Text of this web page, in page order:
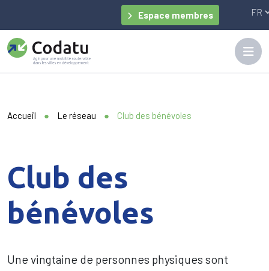
Espace membres
Accueil ● Le réseau ● Club des bénévoles
Club des
bénévoles
Une vingtaine de personnes physiques sont
Panneau de gestion des cookies